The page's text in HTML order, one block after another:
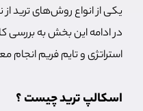
یکی از انواع روش‌های ترید از
در ادامه این بخش به بررسی
استراتژی و تایم فریم انجام
اسکالپ ترید چیست ؟